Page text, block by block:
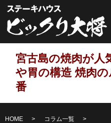
宮古島の焼肉が人
や胃の構造 焼肉
番
HOME
コラム一覧